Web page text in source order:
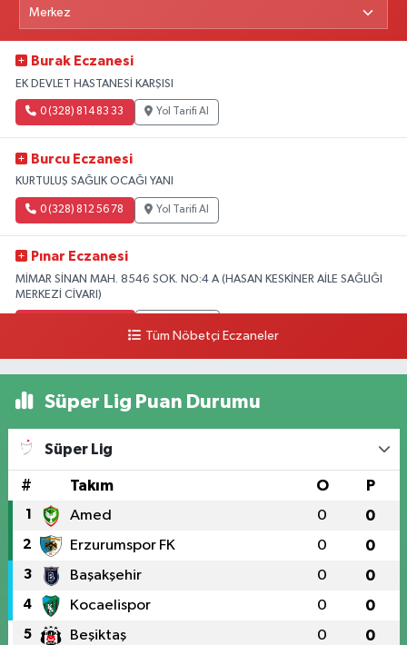
Burak Eczanesi
EK DEVLET HASTANESİ KARŞISI
0 (328) 814 83 33 Yol Tarifi Al
Burcu Eczanesi
KURTULUŞ SAĞLIK OCAĞI YANI
0 (328) 812 56 78 Yol Tarifi Al
Pınar Eczanesi
MİMAR SİNAN MAH. 8546 SOK. NO:4 A (HASAN KESKİNER AİLE SAĞLIĞI
MERKEZİ CİVARI)
Tüm Nöbetçi Eczaneler
Süper Lig Puan Durumu
Süper Lig
# Takım O P
1 Amed 0 0
2 Erzurumspor FK 0 0
3 Başakşehir 0 0
4 Kocaelispor 0 0
5 Beşiktaş 0 0